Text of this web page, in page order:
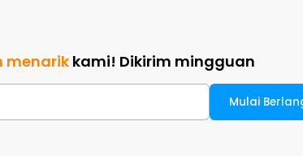
menarik kami! Dikirim mingguan
Mulai